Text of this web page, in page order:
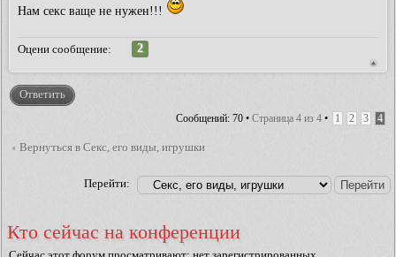
Нам секс ваще не нужен!!!
Оцени сообщение:
2
Ответить
Сообщений: 70 • Страница 4 из 4 • 1 2 3 4
Вернуться в Секс, его виды, игрушки
Перейти:
Кто сейчас на конференции